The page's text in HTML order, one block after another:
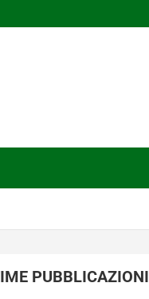
PUBBLICAZIONI